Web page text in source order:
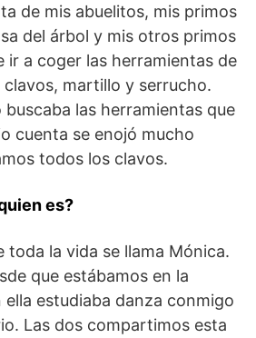
de mis abuelitos, mis primos
del árbol y mis otros primos
ir a coger las herramientas de
martillo y serrucho.
buscaba las herramientas que
cuenta se enojó mucho
todos los clavos.
es?
toda la vida se llama Mónica.
que estábamos en la
ella estudiaba danza conmigo
Las dos compartimos esta